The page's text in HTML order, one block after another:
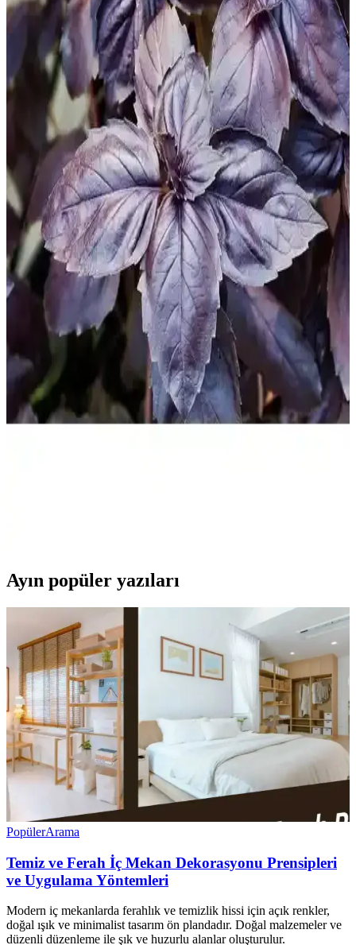
Ikea Cam Salata Kaseleri: Estetik ve Fonksiyonellik
Sunan Modern Mutfak Gereçleri
Ikea cam salata kaseleri, şeffaf ve dayanıklı yapısıyla estetik ve
hijyenik mutfak çözümleri sunar. Çok yönlü kullanımı ve kolay
temizliğiyle modern mutfakların vazgeçilmezi olur.
Modern Mutfaklar İçin Fonksiyonel Salata
Kurutucu Seçenekleri ve Kullanım İpuçları
Modern mutfaklar için tasarlanan salata kurutucular, sebze ve
meyvelerin üzerlerindeki suyu hızlıca alır, zaman kazandırır ve
lezzeti korur. Dayanıklı ve hijyenik modellerle mutfağınızı yenileyin.
Modern fonksiyonel salata kurutucu mutfak
gereçleri: pratik kullanım ve hijyen avantajları
Sağlıklı beslenmeye uygun, suyu etkin şekilde alan modern salata
kurutucu mutfak gereçleri, kullanım kolaylığı ve hijyen sağlar,
zaman kazandırır ve mutfak düzenini destekler.
Modern ve Fonksiyonel Salata Kurutucuları ile
Mutfaklarınızı Yenileyin
Modern mutfaklarda salata hazırlama ve kurutma işlemlerini
kolaylaştıran dayanıklı ve şık salata kurutucuları hakkında detaylar,
malzeme seçenekleri ve kullanım avantajlarıyla mutfak deneyiminizi
geliştirin.
Ayın popüler yazıları
PopülerArama
Temiz ve Ferah İç Mekan Dekorasyonu Prensipleri
ve Uygulama Yöntemleri
Modern iç mekanlarda ferahlık ve temizlik hissi için açık renkler,
doğal ışık ve minimalist tasarım ön plandadır. Doğal malzemeler ve
düzenli düzenleme ile şık ve huzurlu alanlar oluşturulur.